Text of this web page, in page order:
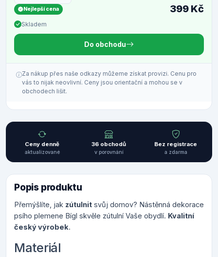
Nejlepší cena
Skladem
399 Kč
Do obchodu
Za nákup přes naše odkazy můžeme získat provizi. Cenu pro
vás to nijak neovlivní. Ceny jsou orientační a mohou se v
obchodech lišit.
Ceny denně
aktualizované
36 obchodů
v porovnání
Bez registrace
a zdarma
Popis produktu
Přemýšlíte, jak zútulnit svůj domov? Nástěnná dekorace
psího plemene Bígl skvěle zútulní Vaše obydlí. Kvalitní
český výrobek.
Materiál